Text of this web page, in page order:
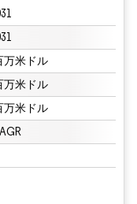
万米ドル
万米ドル
万米ドル
4.0の表示が必要です。